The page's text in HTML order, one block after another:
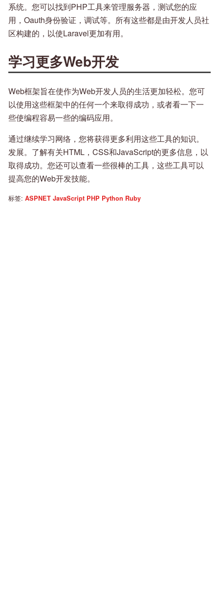
系统。您可以找到PHP工具来管理服务器，测试您的应
用，Oauth身份验证，调试等。所有这些都是由开发人员社
区构建的，以使Laravel更加有用。
学习更多Web开发
Web框架旨在使作为Web开发人员的生活更加轻松。您可
以使用这些框架中的任何一个来取得成功，或者看一下一
些使编程容易一些的编码应用。
通过继续学习网络，您将获得更多利用这些工具的知识。
发展。了解有关HTML，CSS和JavaScript的更多信息，以
取得成功。您还可以查看一些很棒的工具，这些工具可以
提高您的Web开发技能。
标签: ASPNET JavaScript PHP Python Ruby